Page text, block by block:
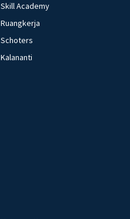
Skill Academy
Ruangkerja
Schoters
Kalananti